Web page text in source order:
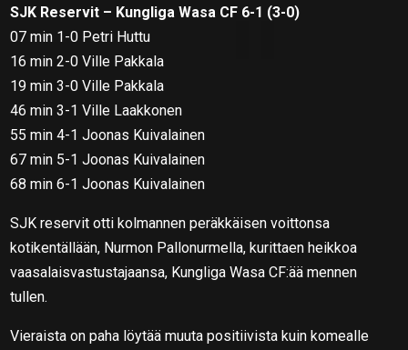
SJK Reservit – Kungliga Wasa CF 6-1 (3-0)
07 min 1-0 Petri Huttu
16 min 2-0 Ville Pakkala
19 min 3-0 Ville Pakkala
46 min 3-1 Ville Laakkonen
55 min 4-1 Joonas Kuivalainen
67 min 5-1 Joonas Kuivalainen
68 min 6-1 Joonas Kuivalainen
SJK reservit otti kolmannen peräkkäisen voittonsa
kotikentällään, Nurmon Pallonurmella, kurittaen heikkoa
vaasalaisvastustajaansa, Kungliga Wasa CF:ää mennen
tullen.
Vieraista on paha löytää muuta positiivista kuin komealle